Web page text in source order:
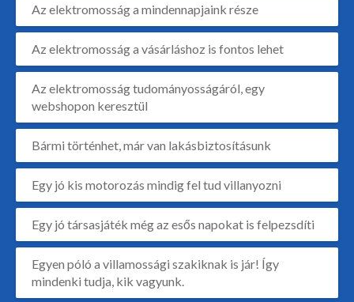
Az elektromosság a mindennapjaink része
Az elektromosság a vásárláshoz is fontos lehet
Az elektromosság tudományosságáról, egy
webshopon keresztül
Bármi történhet, már van lakásbiztosításunk
Egy jó kis motorozás mindig fel tud villanyozni
Egy jó társasjáték még az esős napokat is felpezsdíti
Egyen póló a villamossági szakiknak is jár! Így
mindenki tudja, kik vagyunk.